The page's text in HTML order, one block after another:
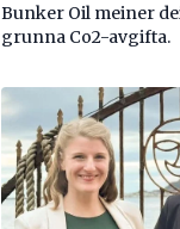
Bunker Oil meiner
grunna Co2-avgifta.